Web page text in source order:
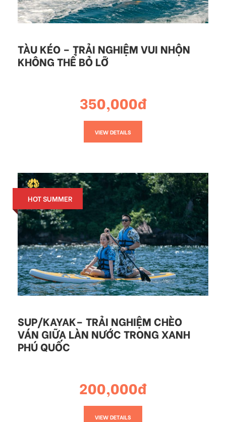
TÀU KÉO – TRẢI NGHIỆM VUI NHỘN
KHÔNG THỂ BỎ LỠ
350,000đ
VIEW DETAILS
HOT SUMMER
SUP/KAYAK– TRẢI NGHIỆM CHÈO
VÁN GIỮA LÀN NƯỚC TRONG XANH
PHÚ QUỐC
200,000đ
VIEW DETAILS